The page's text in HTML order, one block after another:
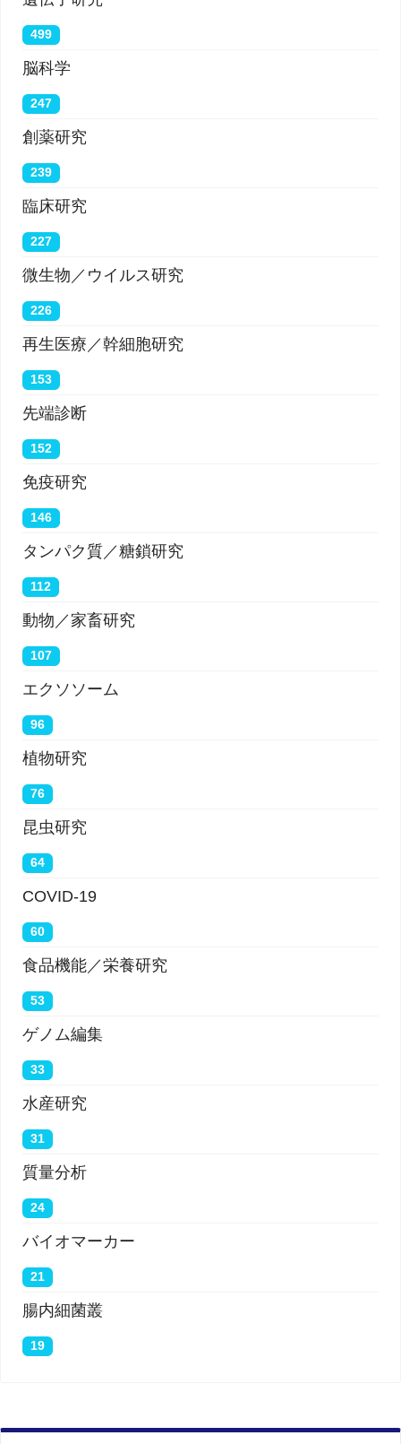
499
脳科学
247
創薬研究
239
臨床研究
227
微生物／ウイルス研究
226
再生医療／幹細胞研究
153
先端診断
152
免疫研究
146
タンパク質／糖鎖研究
112
動物／家畜研究
107
エクソソーム
96
植物研究
76
昆虫研究
64
COVID-19
60
食品機能／栄養研究
53
ゲノム編集
33
水産研究
31
質量分析
24
バイオマーカー
21
腸内細菌叢
19